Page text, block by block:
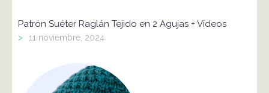
Patrón Suéter Raglán Tejido en 2 Agujas + Vídeos
> 11 noviembre, 2024